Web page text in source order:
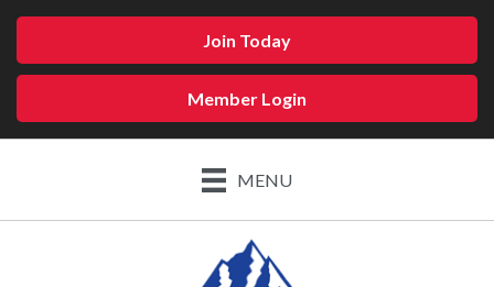
Join Today
Member Login
MENU